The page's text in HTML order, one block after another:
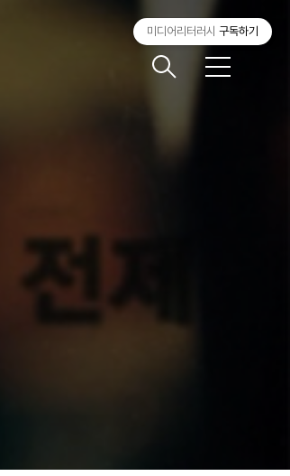
메
미디어리터러시 구독하기